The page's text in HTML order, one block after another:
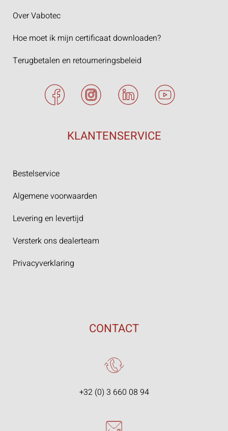
Over Vabotec
Hoe moet ik mijn certificaat downloaden?
Terugbetalen en retourneringsbeleid
KLANTENSERVICE
Bestelservice
Algemene voorwaarden
Levering en levertijd
Versterk ons dealerteam
Privacyverklaring
CONTACT
+32 (0) 3 660 08 94